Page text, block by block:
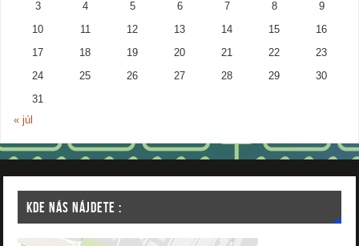
3 4 5 6 7 8 9
10 11 12 13 14 15 16
17 18 19 20 21 22 23
24 25 26 27 28 29 30
31
« júl
KDE NÁS NÁJDETE :